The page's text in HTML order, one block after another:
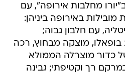
מחלבות אירופה", עם
באירופה ביניהן:
עם חלבון גבוה;
מוצקה מבחוץ, רכה
של כדור מוצרלה הממולא
רך וקטיפתי; גבינה